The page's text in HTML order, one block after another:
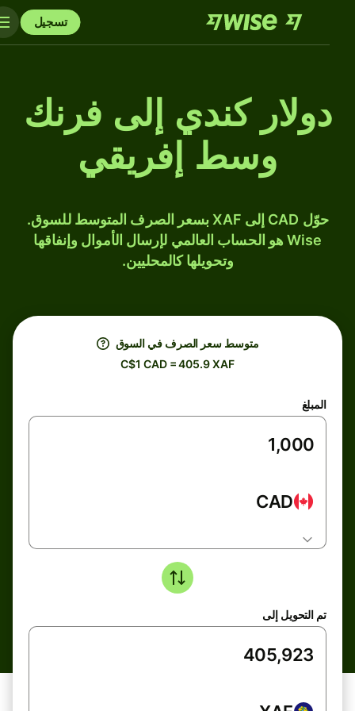
تسجيل
دولار كندي إلى فرنك
وسط إفريقي
حوّل CAD إلى XAF بسعر الصرف المتوسط للسوق.
Wise هو الحساب العالمي لإرسال الأموال وإنفاقها
وتحويلها كالمحليين.
متوسط ​​سعر الصرف في السوق
C$1 CAD = 405.9 XAF
المبلغ
CAD
تم التحويل إلى